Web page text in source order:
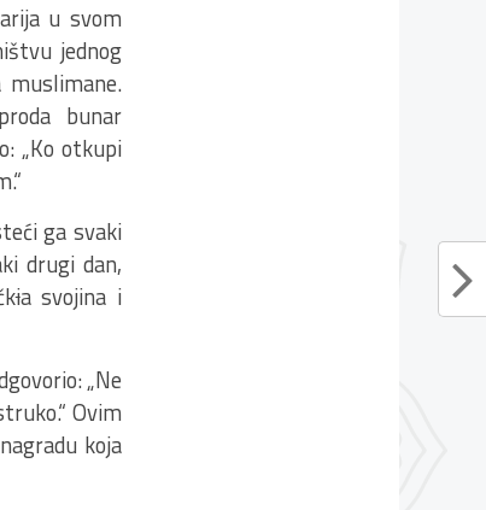
u svom
jednog
bunar
„Ko otkupi
ga svaki
drugi dan,
ia svojina i
„Ne
Ovim
koja